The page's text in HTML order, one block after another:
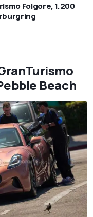
Folgore, 1.200
Beach